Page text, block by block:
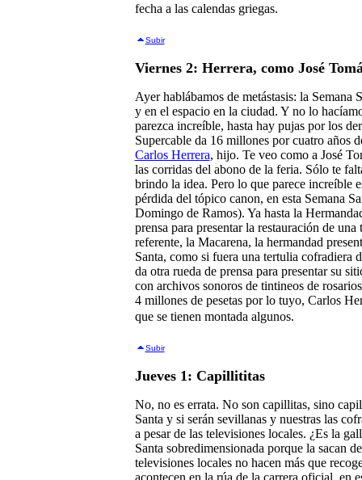
fecha a las calendas griegas.
Subir
Viernes 2: Herrera, como José
Ayer hablábamos de metástasis: la Semana
y en el espacio en la ciudad. Y no lo
parezca increíble, hasta hay pujas por los
Supercable da 16 millones por cuatro años
Carlos Herrera, hijo. Te veo como a José
las corridas del abono de la feria. Sólo te
brindo la idea. Pero lo que parece increíble
pérdida del tópico canon, en esta Semana
Domingo de Ramos). Ya hasta la
prensa para presentar la restauración de
referente, la Macarena, la hermandad
Santa, como si fuera una tertulia cofradiera
da otra rueda de prensa para presentar su
con archivos sonoros de tintineos de
4 millones de pesetas por lo tuyo, Carlos
que se tienen montada algunos.
Subir
Jueves 1: Capillititas
No, no es errata. No son capillitas, sino
Santa y si serán sevillanas y nuestras las
a pesar de las televisiones locales. ¿Es la
Santa sobredimensionada porque la sacan
televisiones locales no hacen más que
acontecen en la rúa de la carrera oficial, en